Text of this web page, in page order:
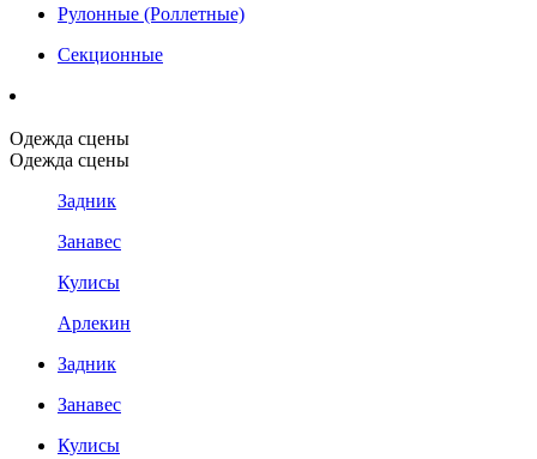
Рулонные (Роллетные)
Секционные
Одежда сцены
Одежда сцены
Задник
Занавес
Кулисы
Арлекин
Задник
Занавес
Кулисы